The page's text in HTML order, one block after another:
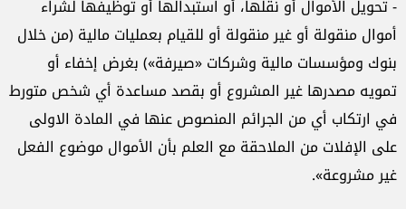
- تحويل الأموال أو نقلها، أو استبدالها أو توظيفها لشراء
أموال منقولة أو غير منقولة أو للقيام بعمليات مالية (من خلال
بنوك ومؤسسات مالية وشركات «صيرفة») بغرض إخفاء أو
تمويه مصدرها غير المشروع أو بقصد مساعدة أي شخص متورط
في ارتكاب أي من الجرائم المنصوص عنها في المادة الاولى
على الإفلات من الملاحقة مع العلم بأن الأموال موضوع الفعل
غير مشروعة».